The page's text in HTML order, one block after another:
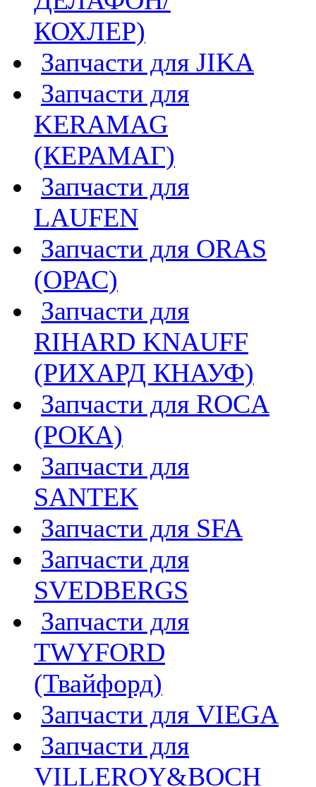
КОХЛЕР)
Запчасти для JIKA
Запчасти для
KERAMAG
(КЕРАМАГ)
Запчасти для
LAUFEN
Запчасти для ORAS
(ОРАС)
Запчасти для
RIHARD KNAUFF
(РИХАРД КНАУФ)
Запчасти для ROCA
(РОКА)
Запчасти для
SANTEK
Запчасти для SFA
Запчасти для
SVEDBERGS
Запчасти для
TWYFORD
(Твайфорд)
Запчасти для VIEGA
Запчасти для
VILLEROY&BOCH